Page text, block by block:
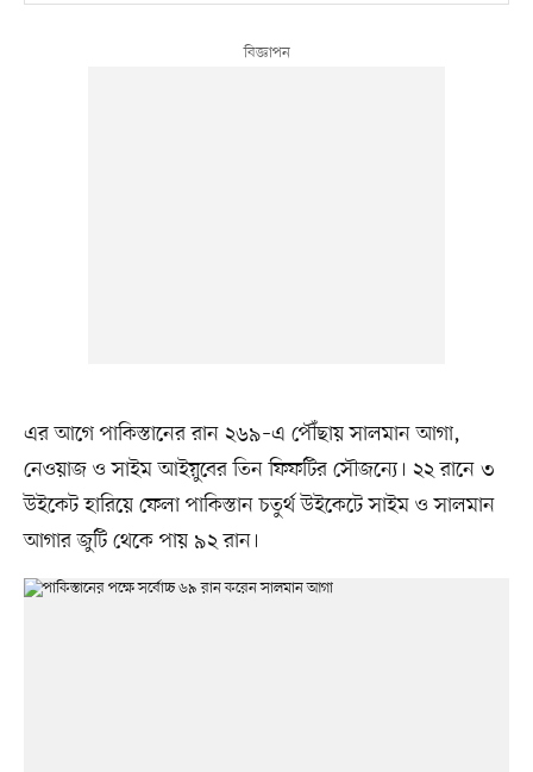
এর আগে পাকিস্তানের রান ২৬৯–এ পৌঁছায় সালমান আগা,
নেওয়াজ ও সাইম আইয়ুবের তিন ফিফটির সৌজন্যে। ২২ রানে ৩
উইকেট হারিয়ে ফেলা পাকিস্তান চতুর্থ উইকেটে সাইম ও সালমান
আগার জুটি থেকে পায় ৯২ রান।